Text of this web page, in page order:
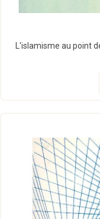
L'islamisme au point